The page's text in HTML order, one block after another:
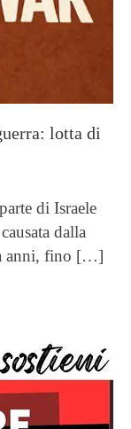
lotta di
di Israele
dalla
anni, fino […]